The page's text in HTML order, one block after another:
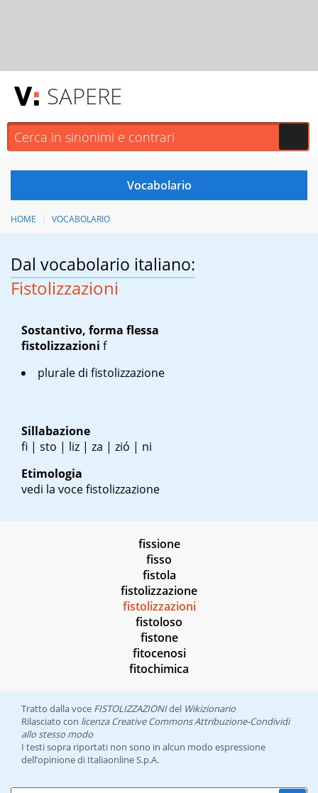
SAPERE
HOME VOCABOLARIO
Dal vocabolario italiano:
Fistolizzazioni
Sostantivo, forma flessa
fistolizzazioni f
plurale di fistolizzazione
Sillabazione
fi | sto | liz | za | zió | ni
Etimologia
vedi la voce fistolizzazione
fissione
fisso
fistola
fistolizzazione
fistolizzazioni
fistoloso
fistone
fitocenosi
fitochimica
Tratto dalla voce FISTOLIZZAZIONIdel Wikizionario
Rilasciato con licenza Creative Commons Attribuzione-Condividi
allo stesso modo
I testi sopra riportati non sono in alcun modo espressione
dell’opinione di Italiaonline S.p.A.